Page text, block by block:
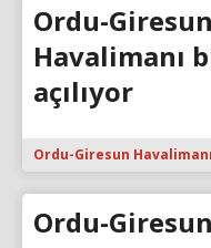
Ordu-Giresun
Havalimanı
açılıyor
Ordu-Giresun
Ordu-Giresun